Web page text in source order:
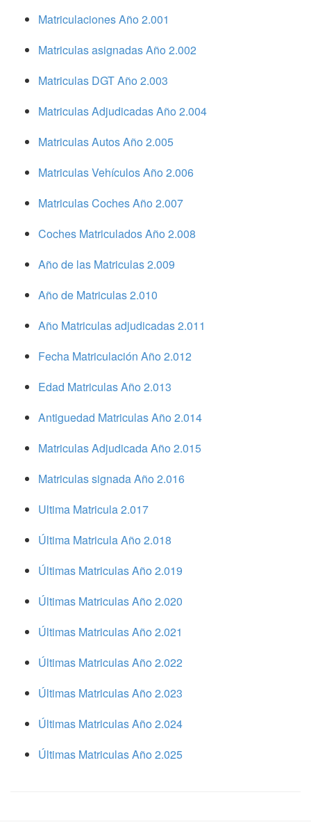
Matriculaciones Año 2.001
Matriculas asignadas Año 2.002
Matriculas DGT Año 2.003
Matriculas Adjudicadas Año 2.004
Matriculas Autos Año 2.005
Matriculas Vehículos Año 2.006
Matriculas Coches Año 2.007
Coches Matriculados Año 2.008
Año de las Matriculas 2.009
Año de Matriculas 2.010
Año Matriculas adjudicadas 2.011
Fecha Matriculación Año 2.012
Edad Matriculas Año 2.013
Antiguedad Matriculas Año 2.014
Matriculas Adjudicada Año 2.015
Matriculas signada Año 2.016
Ultima Matricula 2.017
Última Matricula Año 2.018
Últimas Matriculas Año 2.019
Últimas Matriculas Año 2.020
Últimas Matriculas Año 2.021
Últimas Matriculas Año 2.022
Últimas Matriculas Año 2.023
Últimas Matriculas Año 2.024
Últimas Matriculas Año 2.025